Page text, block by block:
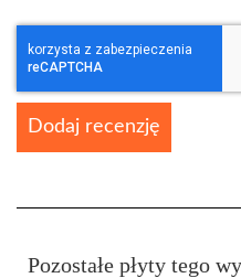
Dodaj recenzję
Pozostałe płyty tego